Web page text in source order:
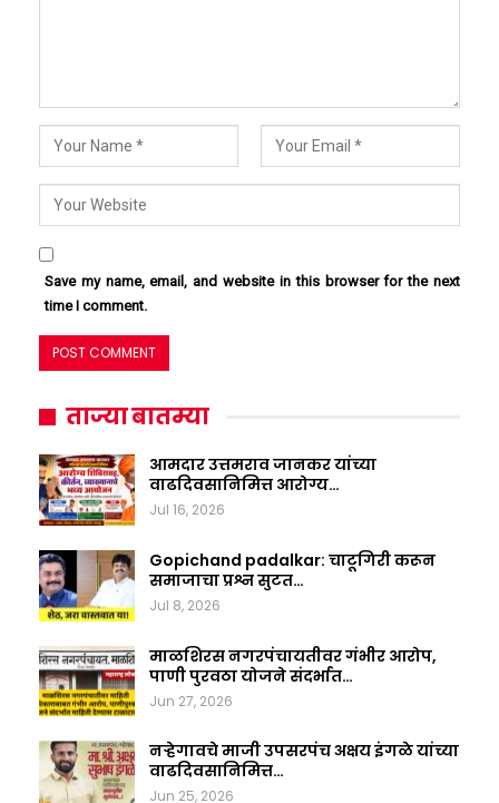
Save my name, email, and website in this browser for the next
time I comment.
ताज्या बातम्या
आमदार उत्तमराव जानकर यांच्या
वाढदिवसानिमित्त आरोग्य…
Jul 16, 2026
Gopichand padalkar: चाटूगिरी करून
समाजाचा प्रश्न सुटत…
Jul 8, 2026
माळशिरस नगरपंचायतीवर गंभीर आरोप,
पाणी पुरवठा योजने संदर्भात…
Jun 27, 2026
नऱ्हेगावचे माजी उपसरपंच अक्षय इंगळे यांच्या
वाढदिवसानिमित्त…
Jun 25, 2026